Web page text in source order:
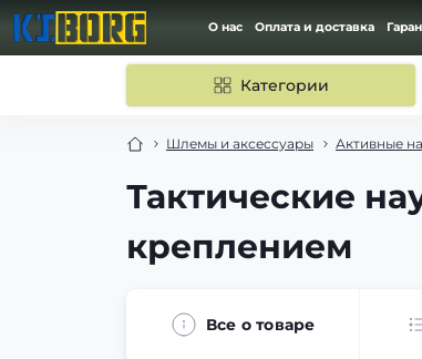
О нас Оплата и доставка
Категории
Шлемы и аксессуары Активные
Тактические
креплением
Все о товаре